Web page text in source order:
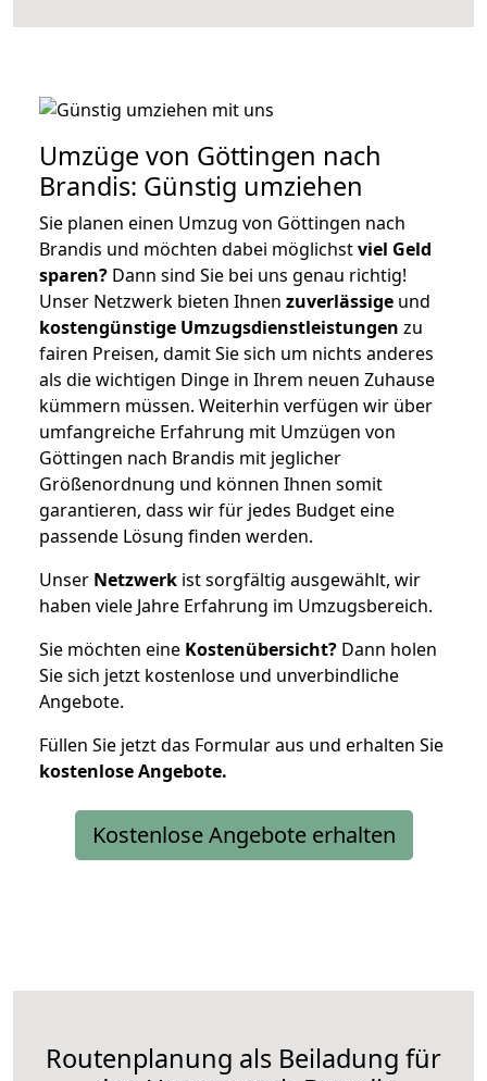
Umzüge von Göttingen nach
Brandis: Günstig umziehen
Sie planen einen Umzug von Göttingen nach
Brandis und möchten dabei möglichstviel Geld
sparen? Dann sind Sie bei uns genau richtig!
Unser Netzwerk bieten Ihnen zuverlässige und
kostengünstige Umzugsdienstleistungen zu
fairen Preisen, damit Sie sich um nichts anderes
als die wichtigen Dinge in Ihrem neuen Zuhause
kümmern müssen. Weiterhin verfügen wir über
umfangreiche Erfahrung mit Umzügen von
Göttingen nach Brandis mit jeglicher
Größenordnung und können Ihnen somit
garantieren, dass wir für jedes Budget eine
passende Lösung finden werden.
Unser Netzwerk ist sorgfältig ausgewählt, wir
haben viele Jahre Erfahrung im Umzugsbereich.
Sie möchten eine Kostenübersicht? Dann holen
Sie sich jetzt kostenlose und unverbindliche
Angebote.
Füllen Sie jetzt das Formular aus und erhalten Sie
kostenloseAngebote.
Kostenlose Angebote erhalten
Routenplanung als Beiladung für